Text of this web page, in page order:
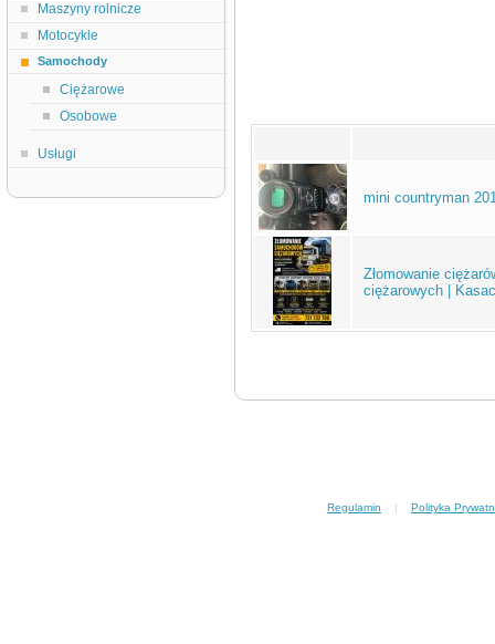
Maszyny rolnicze
Motocykle
Samochody
Ciężarowe
Osobowe
Usługi
mini countryman
Złomowanie
ciężarowych |
Regulamin | Polityka